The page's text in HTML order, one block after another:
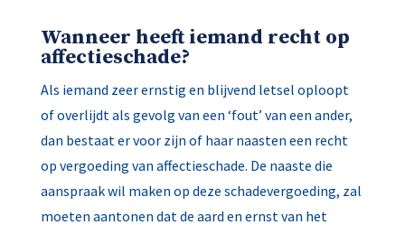
Wanneer heeft iemand recht op
affectieschade?
Als iemand zeer ernstig en blijvend letsel oploopt
of overlijdt als gevolg van een ‘fout’ van een ander,
dan bestaat er voor zijn of haar naasten een recht
op vergoeding van affectieschade. De naaste die
aanspraak wil maken op deze schadevergoeding, zal
moeten aantonen dat de aard en ernst van het